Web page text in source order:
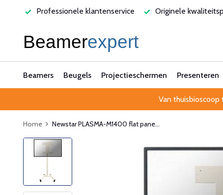
Professionele klantenservice Originele
Beamers Beugels Projectieschermen Presenteren
Van
Home Newstar PLASMA-M1400 flat pane...